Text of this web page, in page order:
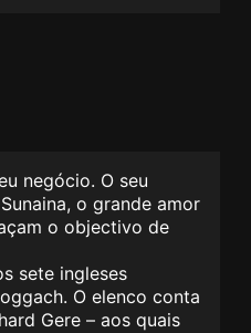
negócio. O seu
o grande amor
o objectivo de
sete ingleses
O elenco conta
Gere – aos quais